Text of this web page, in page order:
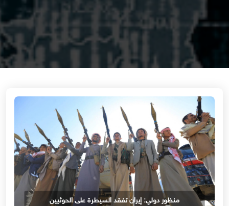
منظور دولي: إيران تفقد السيطرة على الحوثيين